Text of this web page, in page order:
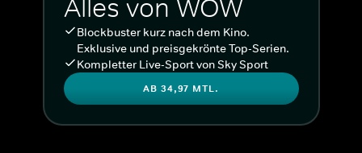
Alles von WOW
Blockbuster kurz nach dem Kino.
Exklusive und preisgekrönte Top-Serien.
Kompletter Live-Sport von Sky Sport
AB 34,97 MTL.